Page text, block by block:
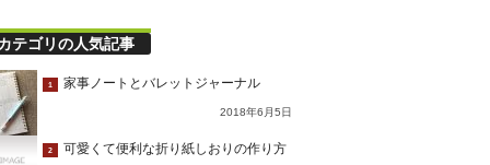
テゴリの人気記事
1 家事ノートとバレットジャーナル
2018年6月5日
2 可愛くて便利な折り紙しおりの作り方